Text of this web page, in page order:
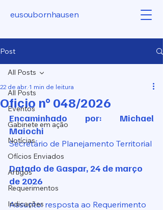
eusoubornhausen
Post
All Posts
Eventos
Gabinete em ação
Notícias
Ofícios Enviados
Artigos
Requerimentos
Indicações
All Posts
Oficio n° 048/2026
22 de abr. 1 min de leitura
Encaminhado por: Michael
Maiochi
Secretário de Planejamento Territorial
Datado de Gaspar, 24 de março
de 2026
Assunto: resposta ao Requerimento